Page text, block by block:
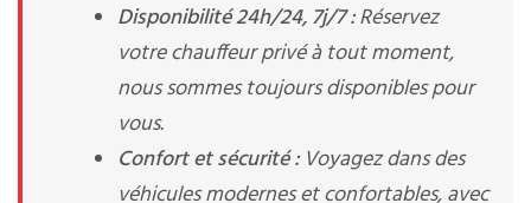
Disponibilité 24h/24, 7j/7 :Réservez
votre chauffeur privé à tout moment,
nous sommes toujours disponibles pour
vous.
Confort et sécurité :Voyagez dans des
véhicules modernes et confortables, avec